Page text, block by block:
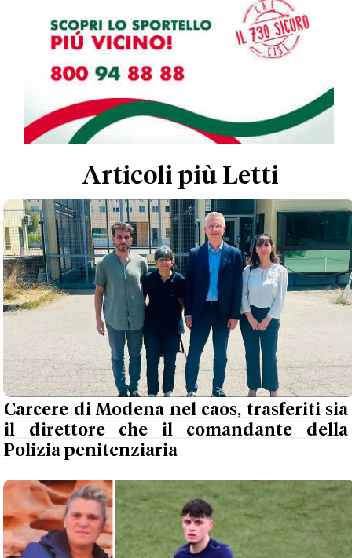
Articoli più Letti
Carcere di Modena nel caos, trasferiti sia
il direttore che il comandante della
Polizia penitenziaria